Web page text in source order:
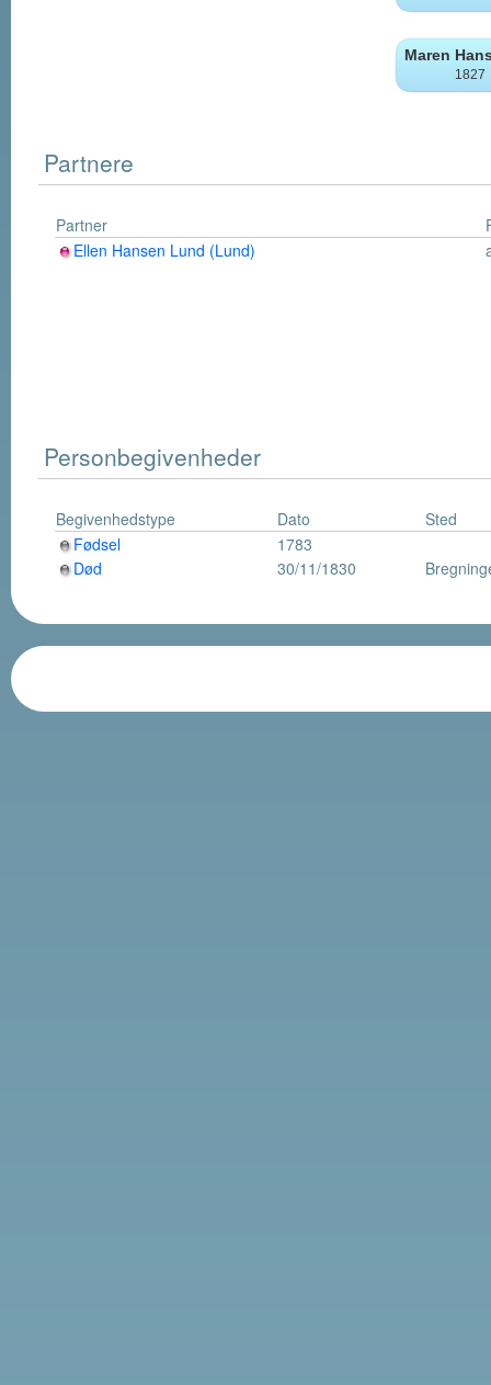
Partnere
Partner
Ellen Hansen Lund (Lund)
Personbegivenheder
Begivenhedstype Dato
Sted
Fødsel
1783
Død
30/11/1830